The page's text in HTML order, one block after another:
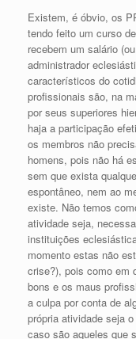
Existem, é óbvio, os
tendo feito um curso
recebem um salário
administrador
característicos do
profissionais são, na
por seus superiores
haja a participação
os membros não
homens, pois não há
sem que exista
espontâneo, nem ao
existe. Não temos
atividade seja,
instituições
momento estas não
crise?), pois como em
bons e os maus
a culpa por conta de
própria atividade seja
caso são aqueles que